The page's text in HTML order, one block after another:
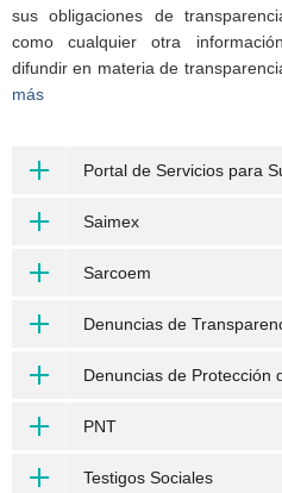
sus obligaciones de
como cualquier otra
difundir en materia de
más
Portal de Servicios para
Saimex
Sarcoem
Denuncias de
Denuncias de Protección
PNT
Testigos Sociales